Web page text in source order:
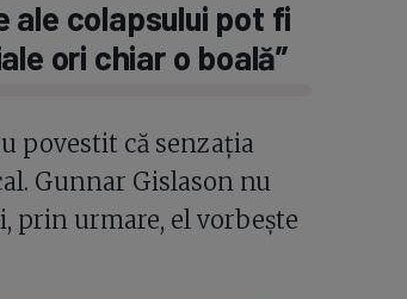
ale colapsului pot fi
ori chiar o boală”
povestit că senzația
Gunnar Gislason nu
prin urmare, el vorbește